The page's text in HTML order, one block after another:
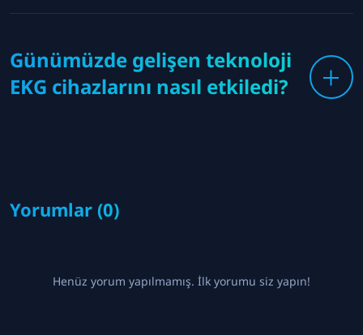
Günümüzde gelişen teknoloji
EKG cihazlarını nasıl etkiledi?
Yorumlar (0)
Henüz yorum yapılmamış. İlk yorumu siz yapın!